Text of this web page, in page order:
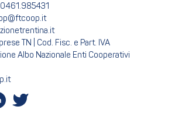
0461.985431
TN | Cod. Fisc. e Part. IVA
Albo Nazionale Enti Cooperativi